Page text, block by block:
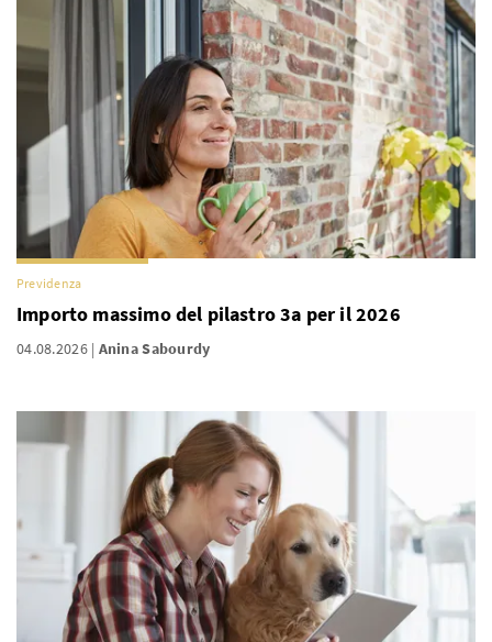
Previdenza
Importo massimo del pilastro 3a per il 2026
04.08.2026 Anina Sabourdy